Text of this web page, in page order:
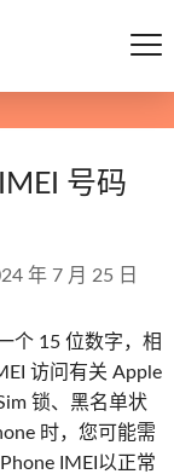
号码
年 7 月 25 日
个 15 位数字，相
访问有关 Apple
锁、黑名单状
时，您可能需
IMEI以正常